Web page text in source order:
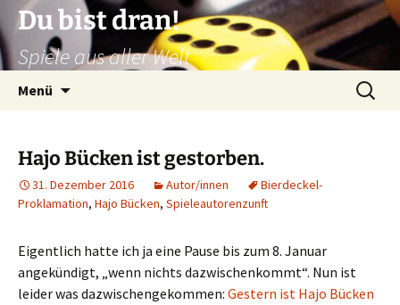
Zum
Inhalt
springen
Du bist dran!
Spiele aus aller Welt
Menü
Suchen
nach:
Hajo Bücken ist gestorben.
31. Dezember 2016 Autor/innen
Bierdeckel-
Proklamation, Hajo Bücken, Spieleautorenzunft
Eigentlich hatte ich ja eine Pause bis zum 8. Januar
angekündigt, „wenn nichts dazwischenkommt“. Nun ist
leider was dazwischengekommen: Gestern ist Hajo Bücken